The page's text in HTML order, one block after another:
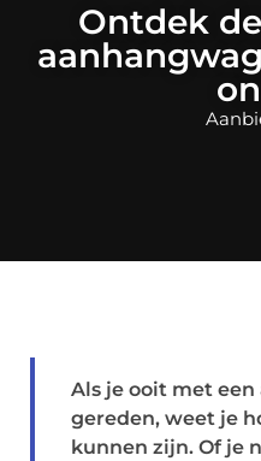
Ontdek
Als je ooit met
gereden, weet je
kunnen zijn. Of je